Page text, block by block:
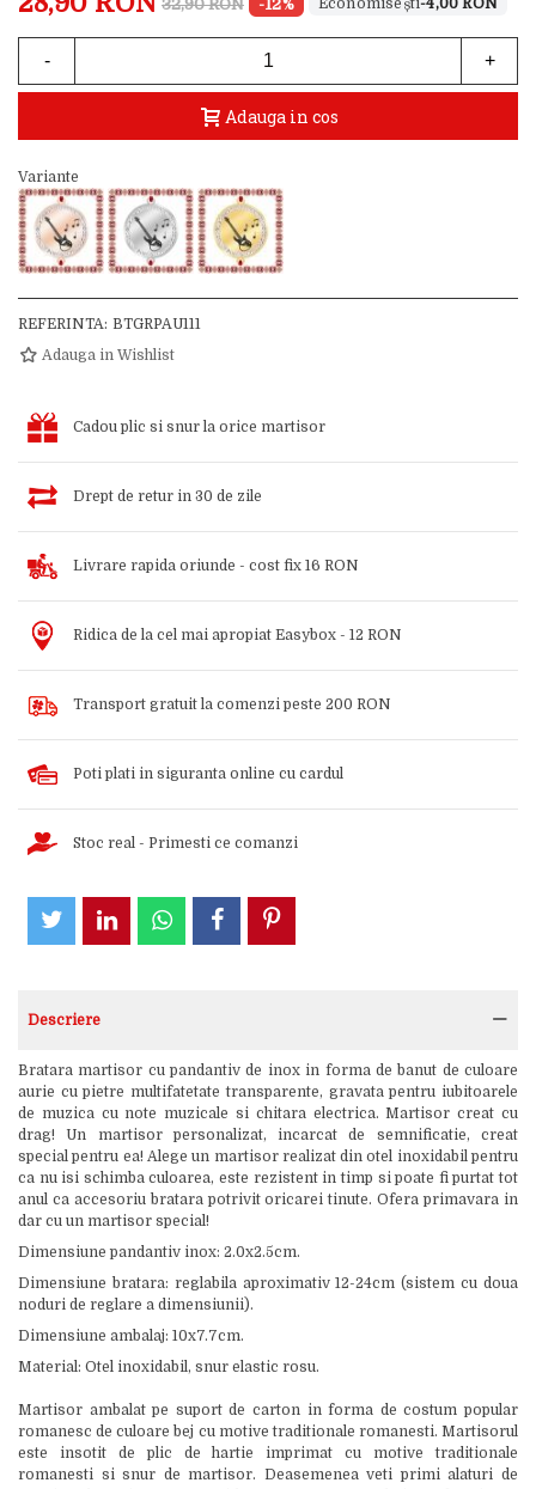
32,90 RON -12% -4,00 RON
- +
Adauga in cos
Variante
REFERINTA: BTGRPAU111
Adauga in Wishlist
Cadou plic si snur la orice martisor
Drept de retur in 30 de zile
Livrare rapida oriunde - cost fix 16 RON
Ridica de la cel mai apropiat Easybox - 12 RON
Transport gratuit la comenzi peste 200 RON
Poti plati in siguranta online cu cardul
Stoc real - Primesti ce comanzi
Descriere
Bratara martisor cu pandantiv de inox in forma de banut de culoare
aurie cu pietre multifatetate transparente, gravata pentru iubitoarele
de muzica cu note muzicale si chitara electrica. Martisor creat cu
drag! Un martisor personalizat, incarcat de semnificatie, creat
special pentru ea! Alege un martisor realizat din otel inoxidabil pentru
ca nu isi schimba culoarea, este rezistent in timp si poate fi purtat tot
anul ca accesoriu bratara potrivit oricarei tinute. Ofera primavara in
dar cu un martisor special!
Dimensiune pandantiv inox: 2.0x2.5cm.
Dimensiune bratara: reglabila aproximativ 12-24cm (sistem cu doua
noduri de reglare a dimensiunii).
Dimensiune ambalaj: 10x7.7cm.
Material: Otel inoxidabil, snur elastic rosu.
Martisor ambalat pe suport de carton in forma de costum popular
romanesc de culoare bej cu motive traditionale romanesti. Martisorul
este insotit de plic de hartie imprimat cu motive traditionale
romanesti si snur de martisor. Deasemenea veti primi alaturi de